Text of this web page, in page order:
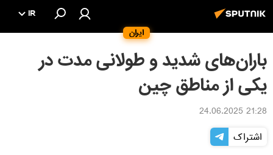
ایران
IR
باران‌های شدید و طولانی مدت در
یکی از مناطق چین
21:28 24.06.2025
اشتراک